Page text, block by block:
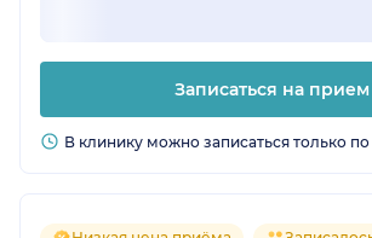
Записаться на прием
В клинику можно записаться только